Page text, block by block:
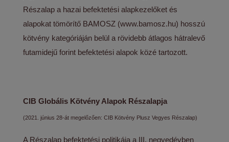
Részalap a hazai befektetési alapkezelőket és
alapokat tömörítő BAMOSZ (www.bamosz.hu) hosszú
kötvény kategóriáján belül a rövidebb átlagos hátralevő
futamidejű forint befektetési alapok közé tartozott.
CIB Globális Kötvény Alapok Részalapja
(2021. június 28-át megelőzően: CIB Kötvény Plusz Vegyes Részalap)
A Részalap befektetési politikája a III. negyedévben